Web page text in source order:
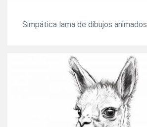
Simpática lama de dibujos animados